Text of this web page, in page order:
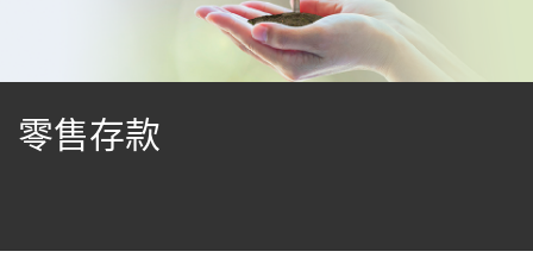
零售存款